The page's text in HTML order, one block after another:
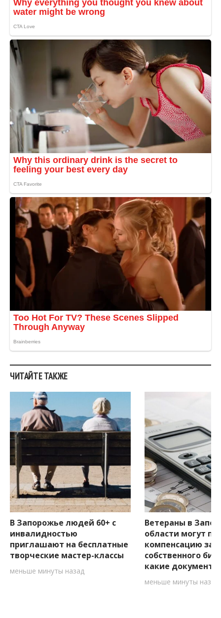
ЧИТАЙТЕ ТАКЖЕ
В Запорожье людей 60+ с
инвалидностью
приглашают на бесплатные
творческие мастер-классы
меньше минуты назад
Ветераны в
области могут
компенсацию за
собственного
какие
меньше минуты назад